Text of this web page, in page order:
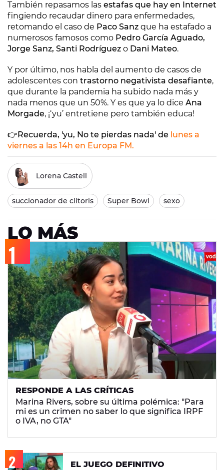
También repasamos las estafas que hay en Internet
fingiendo recaudar dinero para enfermedades,
retomando el caso de Paco Sanz que ha estafado a
numerosos famosos como Pedro García Aguado,
Jorge Sanz, Santi Rodríguez o Dani Mateo.
Y por último, nos habla del aumento de casos de
adolescentes con trastorno negativista desafiante,
que durante la pandemia ha subido nada más y
nada menos que un 50%. Y es que ya lo dice Ana
Morgade, ¡‘yu’ entretiene pero también educa!
👉Recuerda, 'yu, No te pierdas nada' de lunes a
viernes a las 14h en Europa FM.
Lorena Castell
succionador de clítoris Super Bowl sexo
LO MÁS
RESPONDE A LAS CRÍTICAS
Marina Rivers, sobre su última polémica: "Para
mi es un crimen no saber lo que significa IRPF
o IVA, no GTA"
EL JUEGO DEFINITIVO